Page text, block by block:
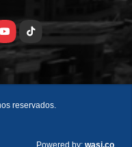
TikTok
reservados.
Powered by: wasi.co